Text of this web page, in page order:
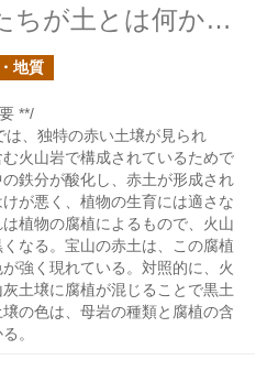
曽爾高原のススキたちが土とは何か？を教えてくれる
地質
**/
、独特の赤い土壌が見られ
火山岩で構成されているためで
鉄分が酸化し、赤土が形成され
が悪く、植物の生育には適さな
植物の腐植によるもので、火山
なる。宝山の赤土は、この腐植
強く現れている。対照的に、火
土壌に腐植が混じることで黒土
の色は、母岩の種類と腐植の含
。